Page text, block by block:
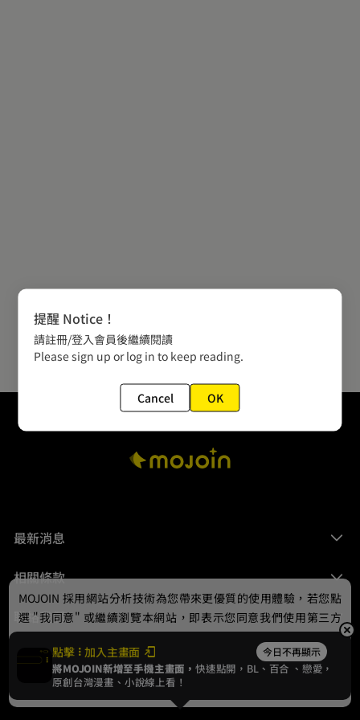
最新消息
相關條款
聯絡我們
© 2024 gamania Digital Entertainment Co., Ltd.
點擊 加入主畫面 今日不再顯示
將MOJOIN新增至手機主畫面，快速點開，BL、 百合 、戀愛，
原創台灣漫畫、小說線上看！
MOJOIN 採用網站分析技術為您帶來更優質的使用體驗，若您點
選 "我同意" 或繼續瀏覽本網站，即表示您同意我們使用第三方
Cookie，欲瞭解更多資訊請見隱私權政策。
我同意
提醒 Notice！
請註冊/登入會員後繼續閱讀
Please sign up or log in to keep reading.
Cancel OK